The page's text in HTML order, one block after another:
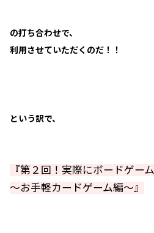
の打ち合わせで、
利用させていただくのだ！！
という訳で、
『第２回！実際にボードゲー
～お手軽カードゲーム編～』